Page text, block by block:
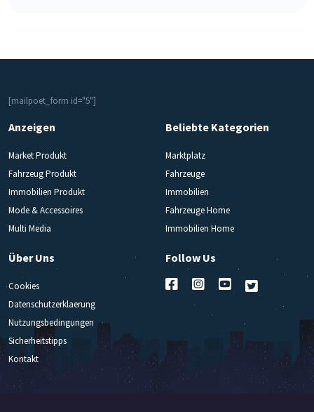
[mailpoet_form id="5"]
Anzeigen
Market Produkt
Fahrzeug Produkt
Immobilien Produkt
Mode & Accessoires
Multi Media
Beliebte Kategorien
Marktplatz
Fahrzeuge
Immobilien
Fahrzeuge Home
Immobilien Home
Über Uns
Cookies
Datenschutzerklaerung
Nutzungsbedingungen
Sicherheitstipps
Kontakt
Follow Us